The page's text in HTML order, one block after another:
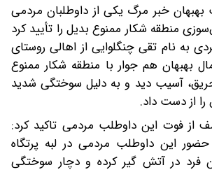
خبر مرگ یکی از داوطلبان مردمی
منطقه شکار ممنوع بدیل را تأیید کرد
به نام تقی چنگلوایی از اهالی روستای
بهبهان هم جوار با منطقه شکار ممنوع
آسیب دید و به دلیل سوختگی شدید
از دست داد.
از فوت این داوطلب مردمی تاکید کرد:
این داوطلب مردمی در لبه پرتگاه
در آتش گیر کرده و دچار سوختگی